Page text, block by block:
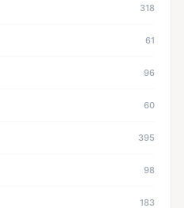
318
61
96
60
395
98
183